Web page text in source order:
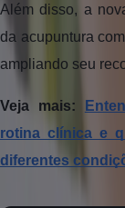
Além disso, a
da acupuntura
ampliando seu
Veja mais:
rotina clínica e
diferentes